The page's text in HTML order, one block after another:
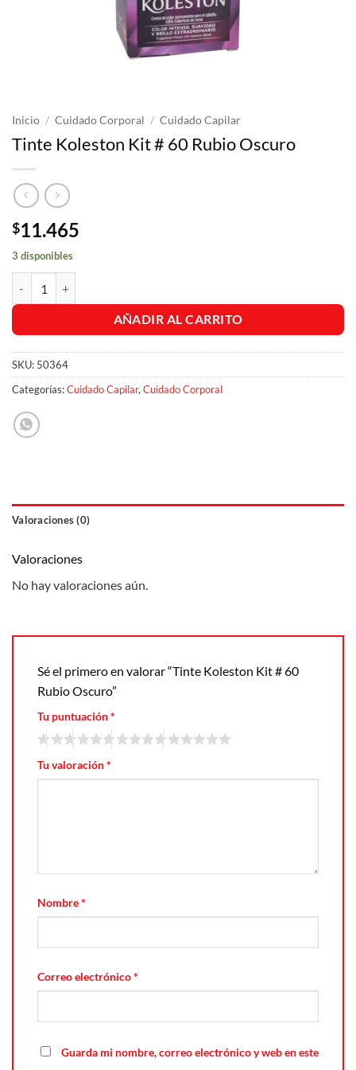
Inicio / Cuidado Corporal / Cuidado Capilar
Tinte Koleston Kit # 60 Rubio Oscuro
$11.465
3 disponibles
AÑADIR AL CARRITO
SKU: 50364
Categorías:Cuidado Capilar, Cuidado Corporal
Valoraciones (0)
Valoraciones
No hay valoraciones aún.
Sé el primero en valorar “Tinte Koleston Kit # 60
Rubio Oscuro”
Tu puntuación*
Tu valoración*
Nombre*
Correo electrónico*
Guarda mi nombre, correo electrónico y web en este